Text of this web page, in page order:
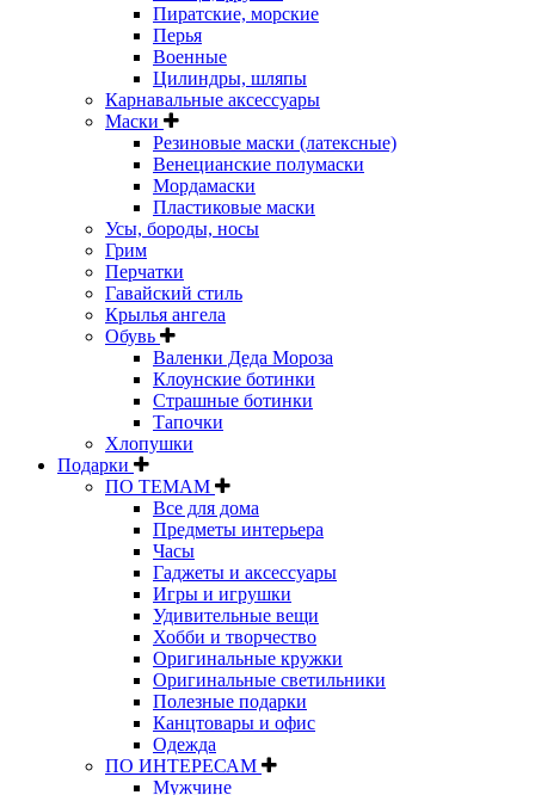
Пиратские, морские
Перья
Военные
Цилиндры, шляпы
Карнавальные аксессуары
Маски
Резиновые маски (латексные)
Венецианские полумаски
Мордамаски
Пластиковые маски
Усы, бороды, носы
Грим
Перчатки
Гавайский стиль
Крылья ангела
Обувь
Валенки Деда Мороза
Клоунские ботинки
Страшные ботинки
Тапочки
Хлопушки
Подарки
ПО ТЕМАМ
Все для дома
Предметы интерьера
Часы
Гаджеты и аксессуары
Игры и игрушки
Удивительные вещи
Хобби и творчество
Оригинальные кружки
Оригинальные светильники
Полезные подарки
Канцтовары и офис
Одежда
ПО ИНТЕРЕСАМ
Мужчине